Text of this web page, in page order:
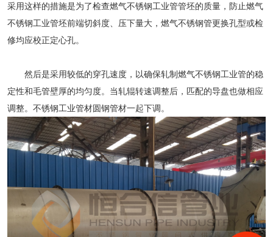
采用这样的措施是为了检查燃气不锈钢工业管管坯的质量，防止燃气
不锈钢工业管坯前端切斜度、压下量大，燃气不锈钢管更换孔型或检
修均应校正定心孔。
然后是采用较低的穿孔速度，以确保轧制燃气不锈钢工业管的稳
定性和毛管壁厚的均匀度。当轧辊转速调整后，匹配的导盘也做相应
调整。 不锈钢工业管材圆钢管材一起下调。